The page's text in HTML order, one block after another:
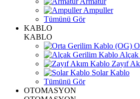
Ampuller
Tümünü Gör
KABLO
KABLO
Zayıf
Solar Kablo
Tümünü Gör
OTOMASYON